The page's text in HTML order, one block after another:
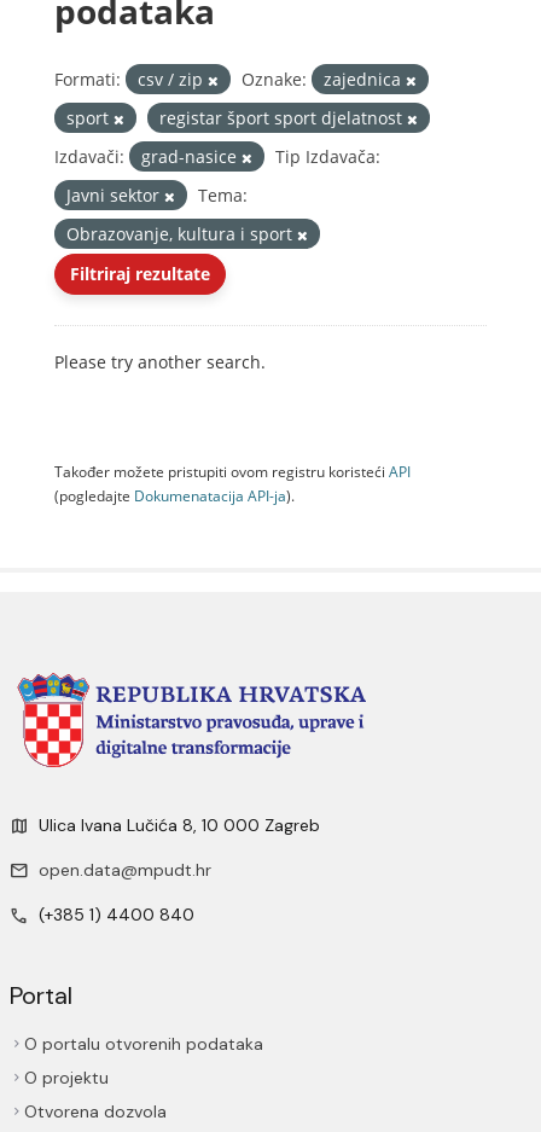
podataka
Formati: csv / zip Oznake:
zajednica
sport
registar šport sport djelatnost
Izdavači:
grad-nasice
Tip Izdavača:
Javni sektor
Tema:
Obrazovanje, kultura i sport
Filtriraj rezultate
Please try another search.
Također možete pristupiti ovom registru koristeći API
(pogledajte Dokumenаtаcijа API-jа).